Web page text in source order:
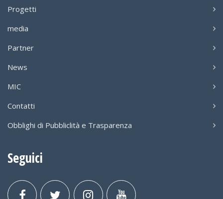
Progetti
media
Partner
News
MIC
Contatti
Obblighi di Pubbliclità e Trasparenza
Seguici